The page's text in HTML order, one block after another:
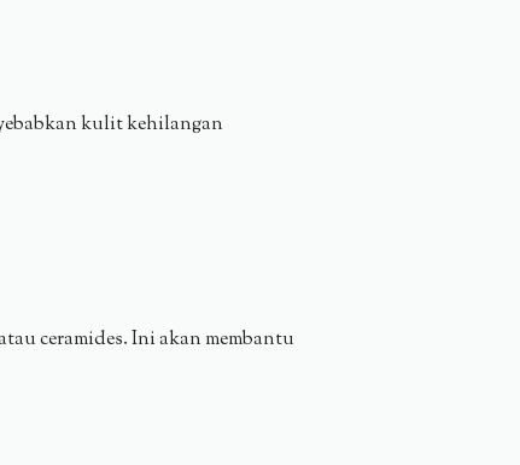
kulit kehilangan
ceramides. Ini akan membantu